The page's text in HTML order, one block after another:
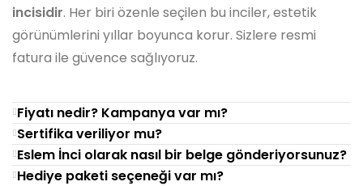
incisidir. Her biri özenle seçilen bu inciler, estetik
görünümlerini yıllar boyunca korur. Sizlere resmi
fatura ile güvence sağlıyoruz.
Fiyatı nedir? Kampanya var mı?
Sertifika veriliyor mu?
Eslem İnci olarak nasıl bir belge gönderiyorsunuz?
Hediye paketi seçeneği var mı?